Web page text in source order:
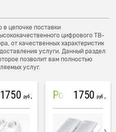
цепочке поставки
цифрового ТВ-
от качественных характеристик
услуги. Данный раздел
позволит вам полностью
услуг.
PowerLine Tenda PH6
1750 руб PowerLine TP-Link AV600
1750 руб